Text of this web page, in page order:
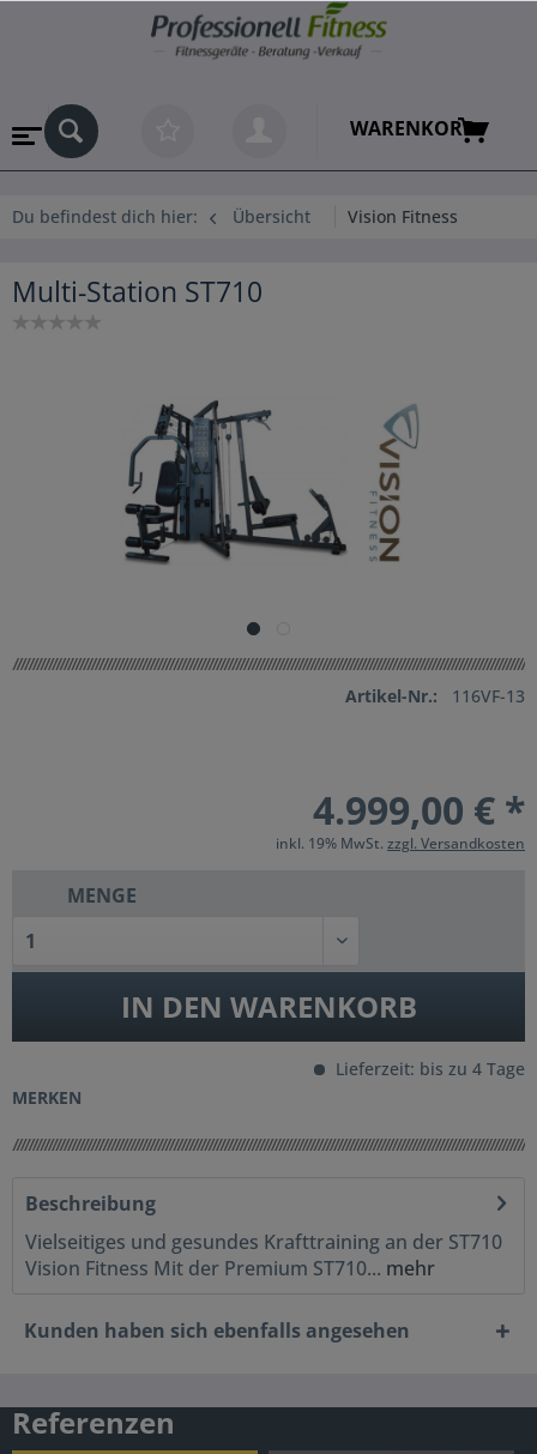
WARENKORB
Du befindest dich hier: Übersicht Vision Fitness
Multi-Station ST710
Artikel-Nr.: 116VF-13
4.999,00 € *
inkl. 19% MwSt. zzgl. Versandkosten
MENGE
IN DEN WARENKORB
Lieferzeit: bis zu 4 Tage
MERKEN
Beschreibung
Vielseitiges und gesundes Krafttraining an der ST710
Vision Fitness Mit der Premium ST710... mehr
Kunden haben sich ebenfalls angesehen
Referenzen